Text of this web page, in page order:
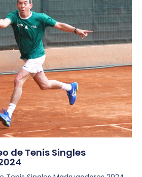
de Tenis Singles